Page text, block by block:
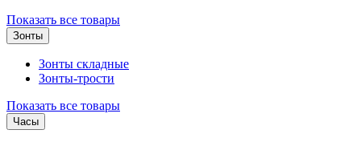
Показать все товары
Зонты
Зонты складные
Зонты-трости
Показать все товары
Часы